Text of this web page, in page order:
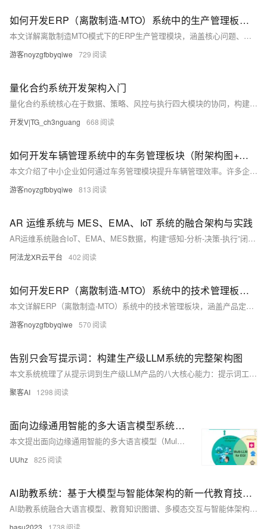
如何开发ERP（离散制造-MTO）系统中的生产管理板块（附架构图+流程图+代码参考）
本文详解离散制造MTO模式下的ERP生产管理模块，涵盖核心问题、系统架构、关键流程、开发技巧及数据库设计，助力企业打通计划与执行“最后一公里”，提升交付率、降低库存与浪费。
游客noyzgfbbyqiwe 729
量化合约系统开发架构入门
量化合约系统核心在于数据、策略、风控与执行四大模块的协同，构建从数据到决策再到执行的闭环工作流。强调可追溯、可复现与可观测性，避免常见误区如重回测轻验证、忽视数据质量或滞后风控。初学者应以MVP为起点，结合回测框架与实时风控实践，逐步迭代。详见相关入门与实战资料。
开发V|TG_ch3nguang 668
如何开发车辆管理系统中的车务管理板块（附架构图+流程图+代码参考）
本文介绍了中小企业如何通过车务管理模块提升车辆管理效率。许多企业在管理车辆时仍依赖人工流程，导致违章处理延误、年检过期、维修费用虚高等问题频发。将这些流程数字化，可显著降低合规风险、提升维修追溯性、优化调度与资产利用率。文章详细介绍了车务管理模块的功能清单、数据模型、系统架构、API与前端设计、开发技巧与落地建议，以及实现效果与验收标准。同时提供了数据库建表SQL、后端Node.js/TypeScript代码示例与前端React表单设计参考，帮助企业快速搭建并上线系统，实现合规与成本控制的双重优化。
游客noyzgfbbyqiwe 813
AR 运维系统与 MES、EMA、IoT 系统的融合架构与实践
AR运维系统融合IoT、EMA、MES数据，构建“感知-分析-决策-执行”闭环。通过AR终端实现设备数据可视化，实时呈现温度、工单等信息，提升运维效率与生产可靠性。（238字）
阿法龙XR云平台 402
如何开发ERP（离散制造-MTO）系统中的技术管理板块（附架构图+流程图+代码参考）
本文详解ERP（离散制造-MTO）系统中的技术管理板块，涵盖产品定义、BOM、工序、工艺文件及变更控制的结构化与系统化管理。内容包括技术管理的核心目标、总体架构、关键组件、业务流程、开发技巧与最佳实践，并提供完整的参考代码，助力企业将技术数据转化为可执行的生产指令，提升制造效率与质量。
游客noyzgfbbyqiwe 570
告别只会写提示词：构建生产级LLM系统的完整架构图​
本文系统梳理了从提示词到生产级LLM产品的八大核心能力：提示词工程、上下文工程、微调、RAG、智能体开发、部署、优化与可观测性，助你构建可落地、可迭代的AI产品体系。
聚客AI 1298
面向边缘通用智能的多大语言模型系统：架构、信任与编排——论文阅读
本文提出面向边缘通用智能的多大语言模型（Multi-LLM）系统，通过协同架构、信任机制与动态编排，突破传统边缘AI的局限。融合合作、竞争与集成三种范式，结合模型压缩、分布式推理与上下文优化技术，实现高效、可靠、低延迟的边缘智能，推动复杂场景下的泛化与自主决策能力。
UUhz 825
AI助教系统：基于大模型与智能体架构的新一代教育技术引擎
AI助教系统融合大语言模型、教育知识图谱、多模态交互与智能体架构，实现精准学情诊断、个性化辅导与主动教学。支持图文语音输入，本地化部署保障隐私，重构“教、学、评、辅”全链路，推动因材施教落地，助力教育数字化转型。（238字）
basu2023 1738